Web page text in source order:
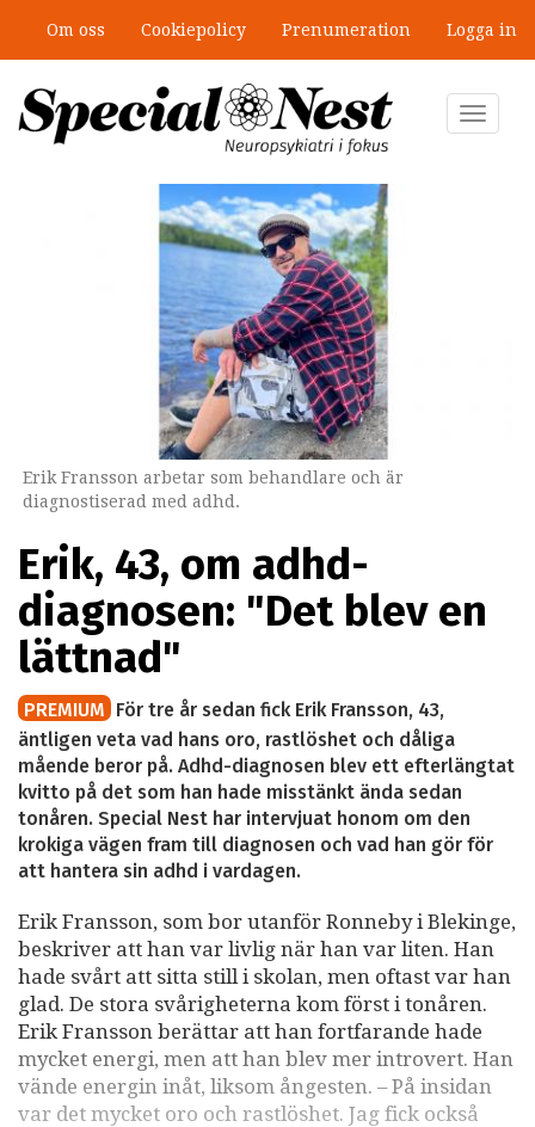
huvudinnehåll
Om oss Cookiepolicy Prenumeration Logga in
Toggle
Erik Fransson arbetar som behandlare och är
diagnostiserad med adhd.
Erik, 43, om adhd-
diagnosen: "Det blev en
lättnad"
PREMIUM För tre år sedan fick Erik Fransson, 43,
äntligen veta vad hans oro, rastlöshet och dåliga
mående beror på. Adhd-diagnosen blev ett efterlängtat
kvitto på det som han hade misstänkt ända sedan
tonåren. Special Nest har intervjuat honom om den
krokiga vägen fram till diagnosen och vad han gör för
att hantera sin adhd i vardagen.
Erik Fransson, som bor utanför Ronneby i Blekinge,
beskriver att han var livlig när han var liten. Han
hade svårt att sitta still i skolan, men oftast var han
glad. De stora svårigheterna kom först i tonåren.
Erik Fransson berättar att han fortfarande hade
mycket energi, men att han blev mer introvert. Han
vände energin inåt, liksom ångesten. – På insidan
var det mycket oro och rastlöshet. Jag fick också
”Jobbet gick bra – just därför togs
stödet bort”